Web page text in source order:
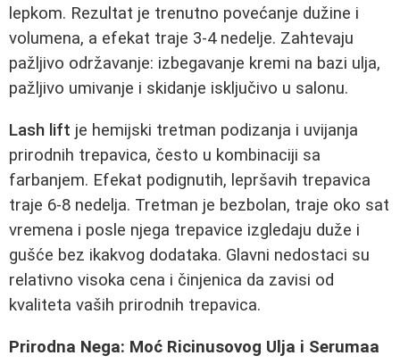
lepkom. Rezultat je trenutno povećanje dužine i
volumena, a efekat traje 3-4 nedelje. Zahtevaju
pažljivo održavanje: izbegavanje kremi na bazi ulja,
pažljivo umivanje i skidanje isključivo u salonu.
Lash lift je hemijski tretman podizanja i uvijanja
prirodnih trepavica, često u kombinaciji sa
farbanjem. Efekat podignutih, lepršavih trepavica
traje 6-8 nedelja. Tretman je bezbolan, traje oko sat
vremena i posle njega trepavice izgledaju duže i
gušće bez ikakvog dodataka. Glavni nedostaci su
relativno visoka cena i činjenica da zavisi od
kvaliteta vaših prirodnih trepavica.
Prirodna Nega: Moć Ricinusovog Ulja i Serumaa